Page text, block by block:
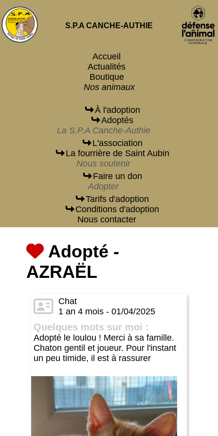
S.P.A CANCHE-AUTHIE
Accueil
Actualités
Boutique
Nos animaux
À l'adoption
Adoptés
La S.P.A Canche-Authie
L'association
La fourrière de Saint Aubin
Nous soutenir
Faire un don
Adopter
Tarifs d'adoption
Conditions d'adoption
Nous contacter
Adopté -
AZRAËL
Chat
1 an 4 mois - 01/04/2025
Quelques mots sur moi :
Adopté le loulou ! Merci à sa famille.
Chaton gentil et joueur. Pour l'instant
un peu timide, il est à rassurer